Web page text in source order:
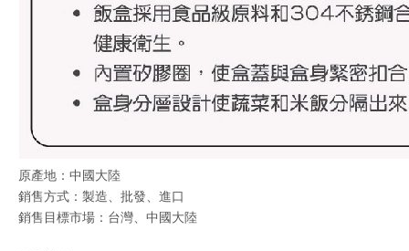
原產地：中國大陸
銷售方式：製造、批發、進口
銷售目標市場：台灣、中國大陸